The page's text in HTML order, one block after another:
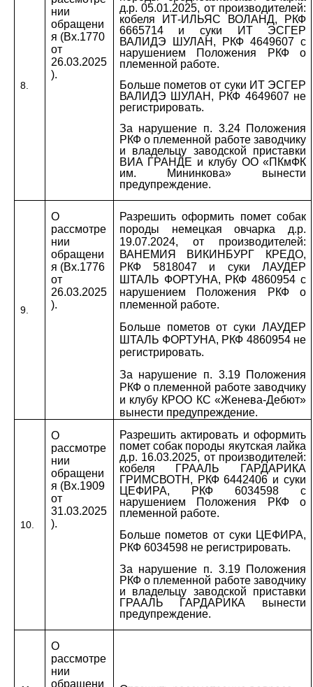
8.
нии
обращени
я (Вх.1770
от
26.03.2025
).
д.р. 05.01.2025, от производителей:
кобеля ИТ-ИЛЬЯС ВОЛАНД, РКФ
6665714 и суки ИТ ЭСГЕР
ВАЛИДЭ ШУЛАН, РКФ 4649607 с
нарушением Положения РКФ о
племенной работе.
Больше пометов от суки ИТ ЭСГЕР
ВАЛИДЭ ШУЛАН, РКФ 4649607 не
регистрировать.
За нарушение п. 3.24 Положения
РКФ о племенной работе заводчику
и владельцу заводской приставки
ВИА ГРАНДЕ и клубу ОО «ПКмФК
им. Мининкова» вынести
предупреждение.
9.
О
рассмотре
нии
обращени
я (Вх.1776
от
26.03.2025
).
Разрешить оформить помет собак
породы немецкая овчарка д.р.
19.07.2024, от производителей:
ВАНЕМИЯ ВИКИНБУРГ КРЕДО,
РКФ 5818047 и суки ЛАУДЕР
ШТАЛЬ ФОРТУНА, РКФ 4860954 с
нарушением Положения РКФ о
племенной работе.
Больше пометов от суки ЛАУДЕР
ШТАЛЬ ФОРТУНА, РКФ 4860954 не
регистрировать.
За нарушение п. 3.19 Положения
РКФ о племенной работе заводчику
и клубу КРОО КС «Женева-Дебют»
вынести предупреждение.
10.
О
рассмотре
нии
обращени
я (Вх.1909
от
31.03.2025
).
Разрешить актировать и оформить
помет собак породы якутская лайка
д.р. 16.03.2025, от производителей:
кобеля ГРААЛЬ ГАРДАРИКА
ГРИМСВОТН, РКФ 6442406 и суки
ЦЕФИРА, РКФ 6034598 с
нарушением Положения РКФ о
племенной работе.
Больше пометов от суки ЦЕФИРА,
РКФ 6034598 не регистрировать.
За нарушение п. 3.19 Положения
РКФ о племенной работе заводчику
и владельцу заводской приставки
ГРААЛЬ ГАРДАРИКА вынести
предупреждение.
О
рассмотре
нии
обращени